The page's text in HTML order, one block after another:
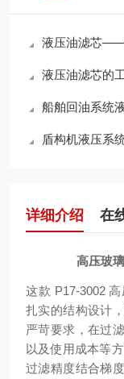
液压油滤芯——
液压油滤芯的
船舶回油系统
盾构机液压系
详细介绍 在
高压玻
这款 P17-3002
扎实的结构设计
严苛要求，在过
以及使用成本等
过滤精度结合梯